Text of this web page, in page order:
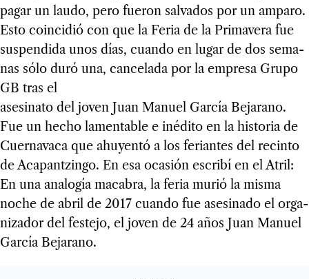
pagar un laudo, pero fue­ron sal­va­dos por un amparo.
Esto coin­ci­dió con que la Feria de la Pri­ma­vera fue
sus­pen­dida unos días, cuando en lugar de dos sema­
nas sólo duró una, can­ce­lada por la empresa Grupo
GB tras el
ase­si­nato del joven Juan Manuel Gar­cía Beja­rano.
Fue un hecho lamen­ta­ble e iné­dito en la his­to­ria de
Cuer­na­vaca que ahu­yentó a los ferian­tes del recinto
de Aca­pant­zingo. En esa oca­sión escribí en el Atril:
En una ana­lo­gía maca­bra, la feria murió la misma
noche de abril de 2017 cuando fue ase­si­nado el orga­
ni­za­dor del fes­tejo, el joven de 24 años Juan Manuel
Gar­cía Beja­rano.